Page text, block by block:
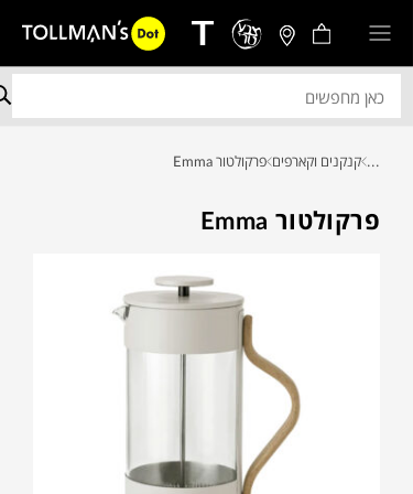
... קנקנים וקארפים פרקולטור Emma
פרקולטור Emma